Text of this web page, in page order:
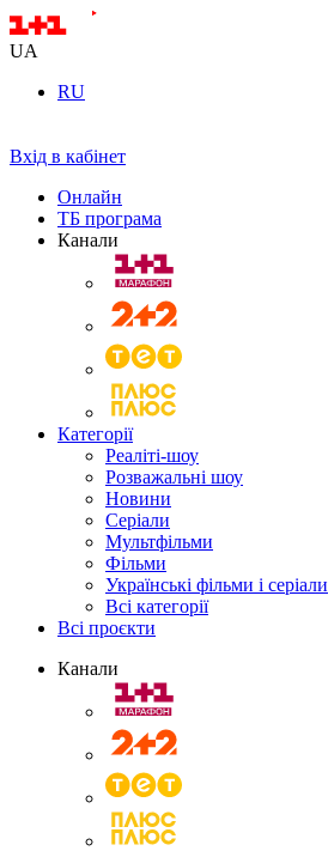
UA
RU
Вхід в кабінет
Онлайн
ТБ програма
Канали
Категорії
Реаліті-шоу
Розважальні шоу
Новини
Серіали
Мультфільми
Фільми
Українські фільми і серіали
Всі категорії
Всі проєкти
Канали